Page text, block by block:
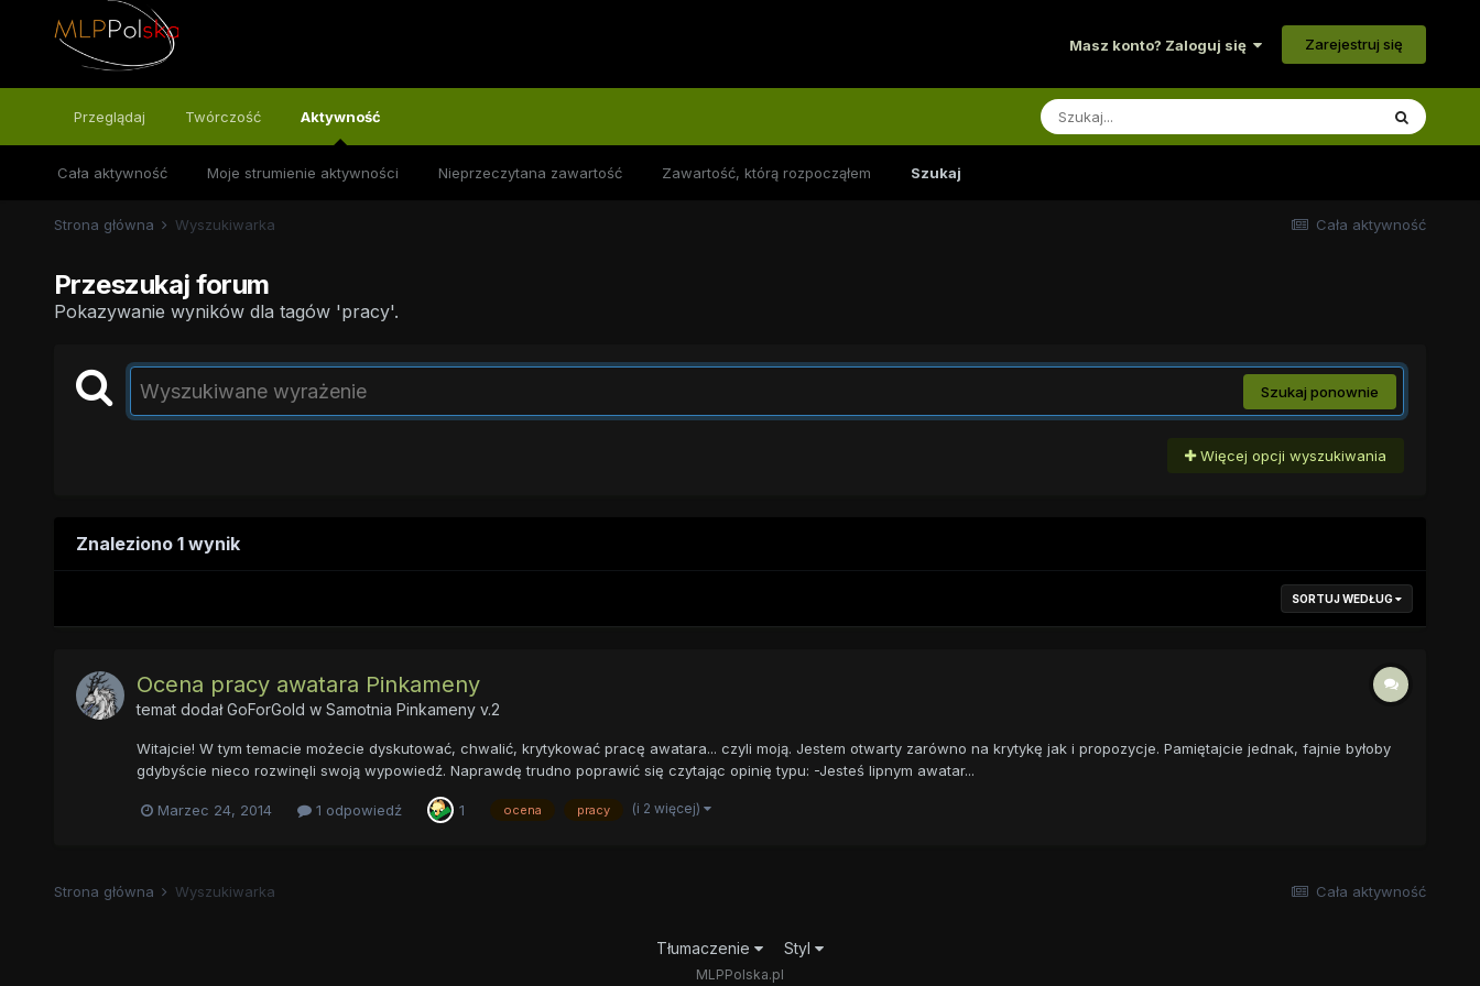
Masz konto? Zaloguj się Zarejestruj się
Przeglądaj Twórczość Aktywność
Cała aktywność Moje strumienie aktywności Nieprzeczytana zawartość Zawartość, którą rozpocząłem Szukaj
Cała aktywność
Strona główna Wyszukiwarka
Przeszukaj forum
Pokazywanie wyników dla tagów 'pracy'.
Szukaj ponownie
Więcej opcji wyszukiwania
Znaleziono 1 wynik
SORTUJ WEDŁUG
Ocena pracy awatara Pinkameny
temat dodałGoForGold w Samotnia Pinkameny v.2
Witajcie! W tym temacie możecie dyskutować, chwalić, krytykować pracę awatara... czyli moją. Jestem otwarty zarówno na krytykę jak i propozycje. Pamiętajcie jednak, fajnie byłoby
gdybyście nieco rozwinęli swoją wypowiedź. Naprawdę trudno poprawić się czytając opinię typu: -Jesteś lipnym awatar...
Marzec 24, 2014 1 odpowiedź 1 ocena pracy (i 2 więcej)
Cała aktywność
Strona główna Wyszukiwarka
Tłumaczenie Styl
MLPPolska.pl